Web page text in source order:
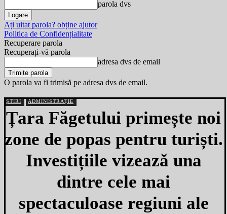
parola dvs
Ați uitat parola? obține ajutor
Politica de Confidențialitate
Recuperare parola
Recuperați-vă parola
adresa dvs de email
O parola va fi trimisă pe adresa dvs de email.
ȘTIRI ADMINISTRAȚIE
Țara Făgetului primește noi
zone de popas pentru turiști.
Investițiile vizează una
dintre cele mai
spectaculoase regiuni ale